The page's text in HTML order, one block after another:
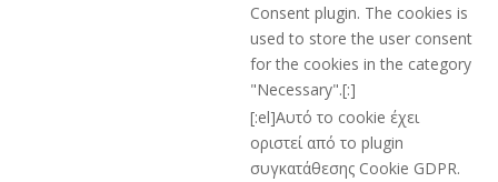
Consent plugin. The cookies is
used to store the user consent
for the cookies in the category
"Necessary".[:]
[:el]Αυτό το cookie έχει
οριστεί από το plugin
συγκατάθεσης Cookie GDPR.